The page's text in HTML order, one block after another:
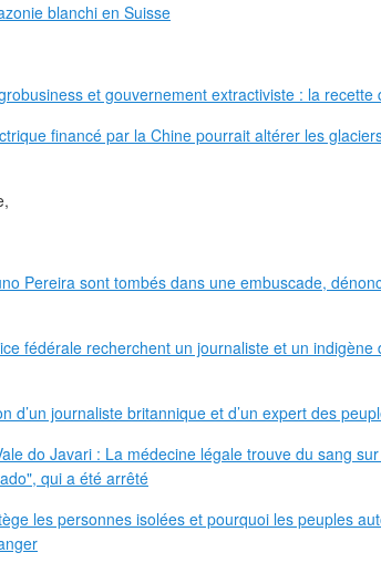
blanchi en Suisse
et gouvernement extractiviste : la recette
financé par la Chine pourrait altérer les
Pereira sont tombés dans une embuscade,
fédérale recherchent un journaliste et un indigène
d’un journaliste britannique et d’un expert des
do Javari : La médecine légale trouve du sang
qui a été arrêté
les personnes isolées et pourquoi les peuples